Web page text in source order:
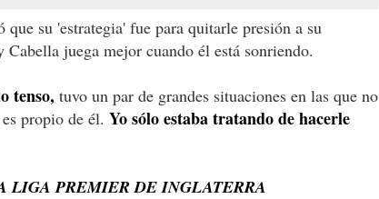
su 'estrategia' fue para quitarle presión a su
juega mejor cuando él está sonriendo.
tenso, tuvo un par de grandes situaciones en las que no
propio de él. Yo sólo estaba tratando de hacerle
LIGA PREMIER DE INGLATERRA